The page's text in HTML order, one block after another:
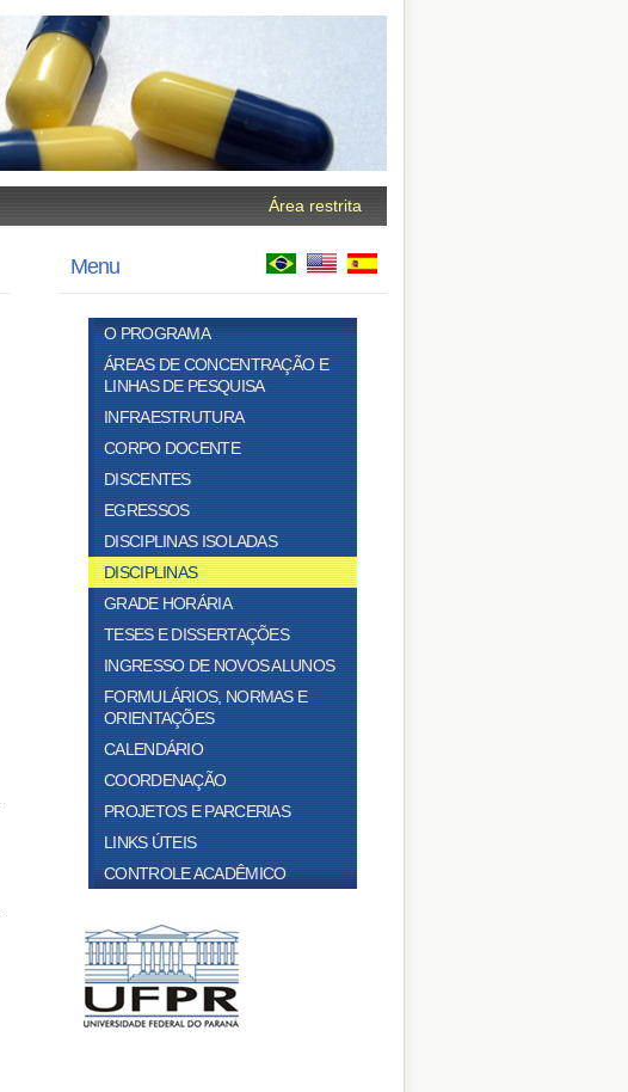
Área restrita
Menu
O PROGRAMA
ÁREAS DE CONCENTRAÇÃO E
LINHAS DE PESQUISA
INFRAESTRUTURA
CORPO DOCENTE
DISCENTES
EGRESSOS
DISCIPLINAS ISOLADAS
DISCIPLINAS
GRADE HORÁRIA
TESES E DISSERTAÇÕES
INGRESSO DE NOVOS ALUNOS
FORMULÁRIOS, NORMAS E
ORIENTAÇÕES
CALENDÁRIO
COORDENAÇÃO
PROJETOS E PARCERIAS
LINKS ÚTEIS
CONTROLE ACADÊMICO